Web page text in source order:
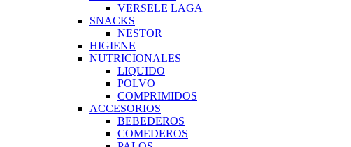
VERSELE LAGA
SNACKS
NESTOR
HIGIENE
NUTRICIONALES
LIQUIDO
POLVO
COMPRIMIDOS
ACCESORIOS
BEBEDEROS
COMEDEROS